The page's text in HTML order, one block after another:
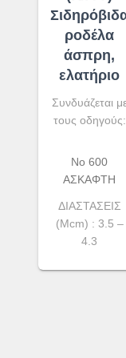
ροδέλα
άσπρη,
ελατήριο
Συνδυάζεται
τους οδηγούς:
No 600
ΑΣΚΑΦΤΗ
ΔΙΑΣΤΑΣΕΙΣ
(Μcm) : 3.5 –
4.3